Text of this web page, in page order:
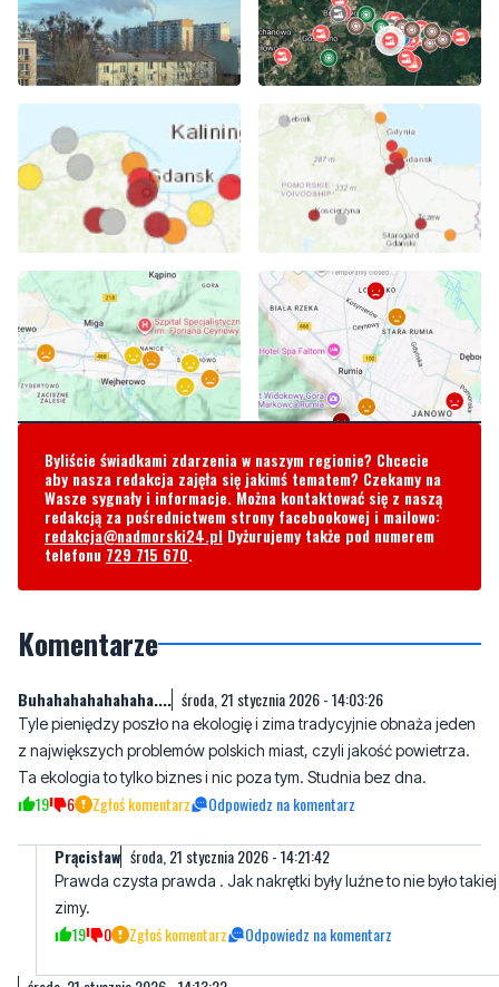
Byliście świadkami zdarzenia w naszym regionie? Chcecie
aby nasza redakcja zajęła się jakimś tematem? Czekamy na
Wasze sygnały i informacje. Można kontaktować się z naszą
redakcją za pośrednictwem strony facebookowej i mailowo:
redakcja@nadmorski24.pl Dyżurujemy także pod numerem
telefonu 729 715 670.
Komentarze
Buhahahahahahaha.... środa, 21 stycznia 2026 - 14:03:26
Tyle pieniędzy poszło na ekologię i zima tradycyjnie obnaża jeden
z największych problemów polskich miast, czyli jakość powietrza.
Ta ekologia to tylko biznes i nic poza tym. Studnia bez dna.
19 6 Zgłoś komentarz Odpowiedz na komentarz
Prącisław środa, 21 stycznia 2026 - 14:21:42
Prawda czysta prawda . Jak nakrętki były luźne to nie było takiej
zimy.
19 0 Zgłoś komentarz Odpowiedz na komentarz